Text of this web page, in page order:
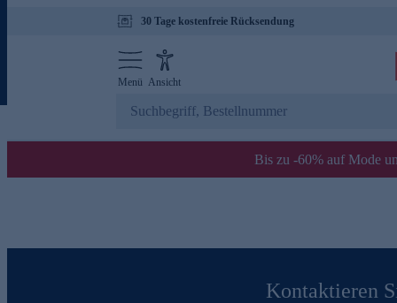
30 Tage kostenfreie Rücksendung
Menü Ansicht
Bis zu -60% auf Mode
Kontaktieren